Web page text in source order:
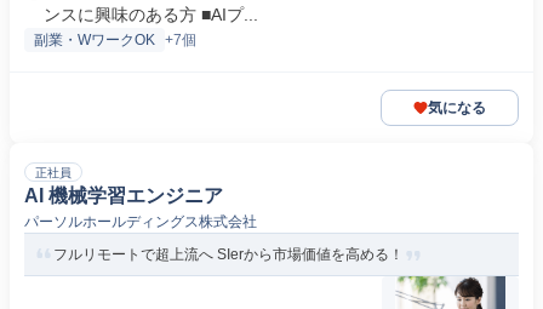
ンスに興味のある方 ■AIプ...
副業・WワークOK +7個
気になる
正社員
AI 機械学習エンジニア
パーソルホールディングス株式会社
フルリモートで超上流へ SIerから市場価値を高める！